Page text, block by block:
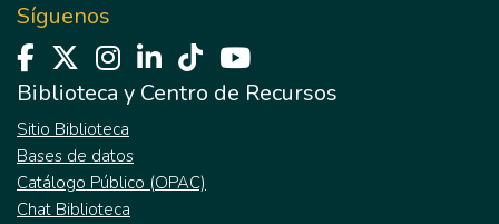
Síguenos
Biblioteca y Centro de Recursos
Sitio Biblioteca
Bases de datos
Catálogo Público (OPAC)
Chat Biblioteca